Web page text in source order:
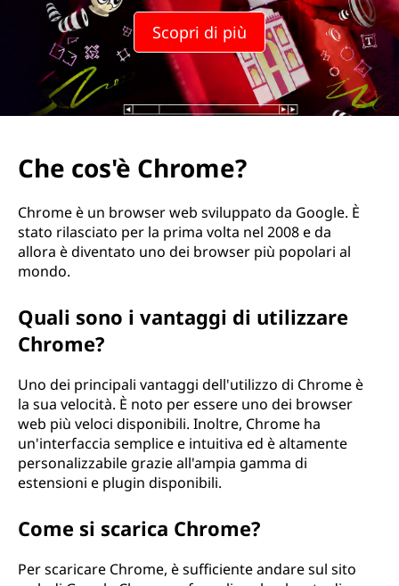
e
Scopri di più
Che cos'è Chrome?
Chrome è un browser web sviluppato da Google. È
stato rilasciato per la prima volta nel 2008 e da
allora è diventato uno dei browser più popolari al
mondo.
Quali sono i vantaggi di utilizzare
Chrome?
Uno dei principali vantaggi dell'utilizzo di Chrome è
la sua velocità. È noto per essere uno dei browser
web più veloci disponibili. Inoltre, Chrome ha
un'interfaccia semplice e intuitiva ed è altamente
personalizzabile grazie all'ampia gamma di
estensioni e plugin disponibili.
Come si scarica Chrome?
Per scaricare Chrome, è sufficiente andare sul sito